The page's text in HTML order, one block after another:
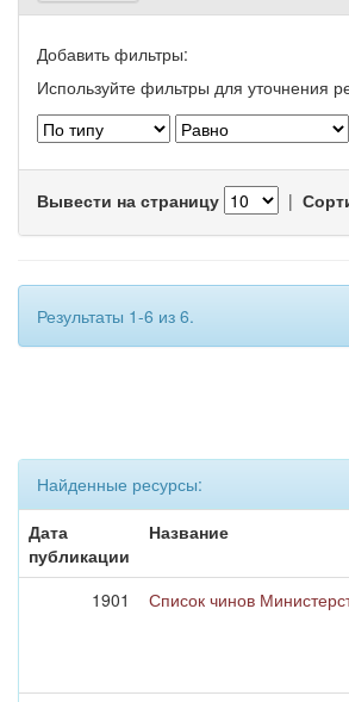
Добавить фильтры:
Используйте фильтры для уточнения
Вывести на страницу |
Результаты 1-6 из 6.
Найденные ресурсы:
Дата
публикации
Название
1901 Список чинов